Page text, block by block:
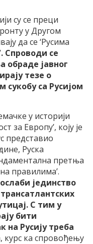
су се преци
у Другом
да се ‘Русима
. Спроводи се
обраде јавног
тезе о
са Русијом
у историји
за Европу’, коју је
представио
Руска
претња
правилима’.
јединство
С тим у
бити
на Русију треба
ка спровођењу